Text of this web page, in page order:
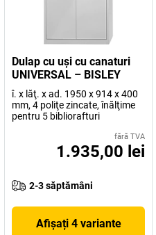
Dulap cu uşi cu canaturi
UNIVERSAL – BISLEY
î. x lăţ. x ad. 1950 x 914 x 400
mm, 4 poliţe zincate, înălţime
pentru 5 bibliorafturi
fără TVA
1.935,00 lei
2-3 săptămâni
Afișați 4 variante